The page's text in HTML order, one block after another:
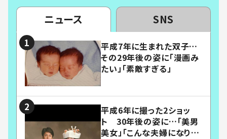
ニュース SNS
平成7年に生まれた双子…
その29年後の姿に「漫画み
たい」「素敵すぎる」
平成6年に撮った2ショッ
ト 30年後の姿に…「美男
美女」「こんな夫婦になりた